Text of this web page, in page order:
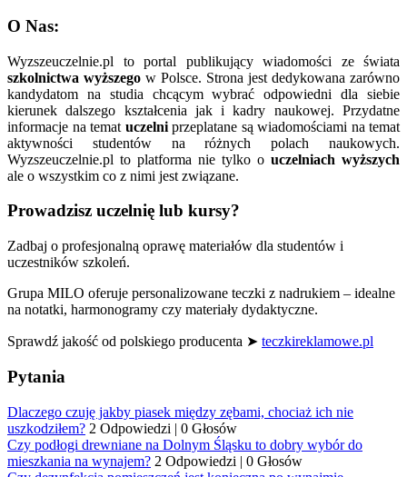
O Nas:
Wyzszeuczelnie.pl to portal publikujący wiadomości ze świata
szkolnictwa wyższego w Polsce. Strona jest dedykowana zarówno
kandydatom na studia chcącym wybrać odpowiedni dla siebie
kierunek dalszego kształcenia jak i kadry naukowej. Przydatne
informacje na temat uczelniprzeplatane są wiadomościami na temat
aktywności studentów na różnych polach naukowych.
Wyzszeuczelnie.pl to platforma nie tylko o uczelniach wyższych
ale o wszystkim co z nimi jest związane.
Prowadzisz uczelnię lub kursy?
Zadbaj o profesjonalną oprawę materiałów dla studentów i
uczestników szkoleń.
Grupa MILO oferuje personalizowane teczki z nadrukiem – idealne
na notatki, harmonogramy czy materiały dydaktyczne.
Sprawdź jakość od polskiego producenta ➤ teczkireklamowe.pl
Pytania
Dlaczego czuję jakby piasek między zębami, chociaż ich nie
uszkodziłem? 2 Odpowiedzi | 0 Głosów
Czy podłogi drewniane na Dolnym Śląsku to dobry wybór do
mieszkania na wynajem? 2 Odpowiedzi | 0 Głosów